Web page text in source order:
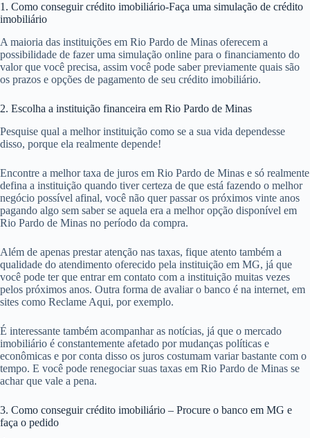
1. Como conseguir crédito imobiliário-Faça uma simulação de crédito
imobiliário
A maioria das instituições em Rio Pardo de Minas oferecem a
possibilidade de fazer uma simulação online para o financiamento do
valor que você precisa, assim você pode saber previamente quais são
os prazos e opções de pagamento de seu crédito imobiliário.
2. Escolha a instituição financeira em Rio Pardo de Minas
Pesquise qual a melhor instituição como se a sua vida dependesse
disso, porque ela realmente depende!
Encontre a melhor taxa de juros em Rio Pardo de Minas e só realmente
defina a instituição quando tiver certeza de que está fazendo o melhor
negócio possível afinal, você não quer passar os próximos vinte anos
pagando algo sem saber se aquela era a melhor opção disponível em
Rio Pardo de Minas no período da compra.
Além de apenas prestar atenção nas taxas, fique atento também a
qualidade do atendimento oferecido pela instituição em MG, já que
você pode ter que entrar em contato com a instituição muitas vezes
pelos próximos anos. Outra forma de avaliar o banco é na internet, em
sites como Reclame Aqui, por exemplo.
É interessante também acompanhar as notícias, já que o mercado
imobiliário é constantemente afetado por mudanças políticas e
econômicas e por conta disso os juros costumam variar bastante com o
tempo. E você pode renegociar suas taxas em Rio Pardo de Minas se
achar que vale a pena.
3. Como conseguir crédito imobiliário – Procure o banco em MG e
faça o pedido